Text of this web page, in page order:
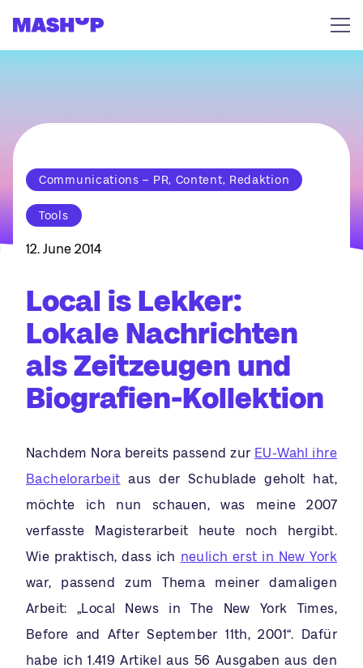
Communications – PR, Content, Redaktion
Tools
12. June 2014
Local is Lekker:
Lokale Nachrichten
als Zeitzeugen und
Biografien-Kollektion
Nachdem Nora bereits passend zur EU-Wahl ihre
Bachelorarbeit aus der Schublade geholt hat,
möchte ich nun schauen, was meine 2007
verfasste Magisterarbeit heute noch hergibt.
Wie praktisch, dass ich neulich erst in New York
war, passend zum Thema meiner damaligen
Arbeit: „Local News in The New York Times,
Before and After September 11th, 2001“. Dafür
habe ich 1.419 Artikel aus 56 Ausgaben aus den